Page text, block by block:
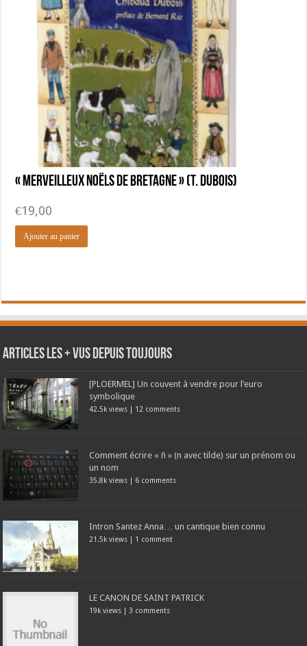
« Merveilleux Noëls de Bretagne » (T. Dubois)
€19,00
Ajouter au panier
Articles les + vus depuis toujours
[PLOERMEL] Un couvent à vendre pour l’euro
symbolique
42.5k views | 12 comments
Comment écrire « ñ » (n avec tilde) sur un prénom ou
un nom
35.8k views | 6 comments
Intron Santez Anna… un cantique bien connu
21.5k views | 1 comment
LE CANON DE SAINT PATRICK
19k views | 3 comments